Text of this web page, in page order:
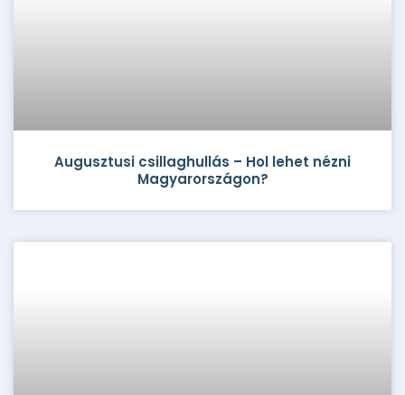
Augusztusi csillaghullás – Hol lehet nézni
Magyarországon?